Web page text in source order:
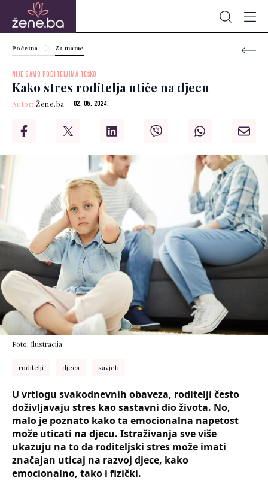
Početna Za mame
NIJE SAMO RODITELJIMA TEŠKO
Kako stres roditelja utiče na djecu
Autor:Žene.ba 02. 05. 2024.
Foto: Ilustracija
roditelji djeca savjeti
U vrtlogu svakodnevnih obaveza, roditelji često
doživljavaju stres kao sastavni dio života. No,
malo je poznato kako ta emocionalna napetost
može uticati na djecu. Istraživanja sve više
ukazuju na to da roditeljski stres može imati
značajan uticaj na razvoj djece, kako
emocionalno, tako i fizički.